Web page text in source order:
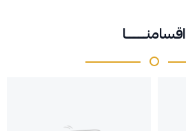
اقسامنــــــــا